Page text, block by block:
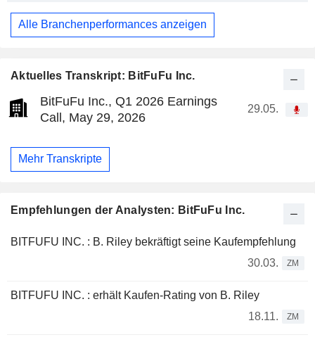
Aktuelles Transkript: BitFuFu Inc.
BitFuFu Inc., Q1 2026 Earnings
Call, May 29, 2026
29.05.
Mehr Transkripte
Empfehlungen der Analysten: BitFuFu Inc.
BITFUFU INC. : B. Riley bekräftigt seine Kaufempfehlung
30.03.
ZM
BITFUFU INC. : erhält Kaufen-Rating von B. Riley
18.11.
ZM
Alle Branchenperformances anzeigen